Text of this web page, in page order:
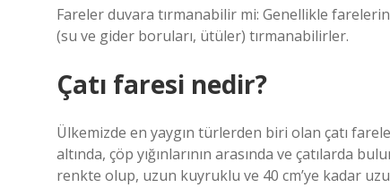
Fareler duvara tırmanabilir mi: Genellikle
(su ve gider boruları, ütüler) tırmanabilirler.
Çatı faresi nedir?
Ülkemizde en yaygın türlerden biri olan çatı
altında, çöp yığınlarının arasında ve çatılarda
renkte olup, uzun kuyruklu ve 40 cm’ye kadar